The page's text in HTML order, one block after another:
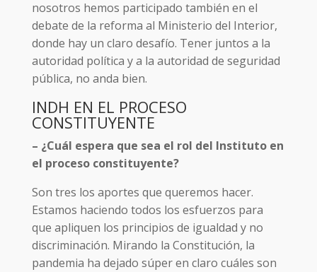
nosotros hemos participado también en el
debate de la reforma al Ministerio del Interior,
donde hay un claro desafío. Tener juntos a la
autoridad política y a la autoridad de seguridad
pública, no anda bien.
INDH EN EL PROCESO
CONSTITUYENTE
– ¿Cuál espera que sea el rol del Instituto en
el proceso constituyente?
Son tres los aportes que queremos hacer.
Estamos haciendo todos los esfuerzos para
que apliquen los principios de igualdad y no
discriminación. Mirando la Constitución, la
pandemia ha dejado súper en claro cuáles son